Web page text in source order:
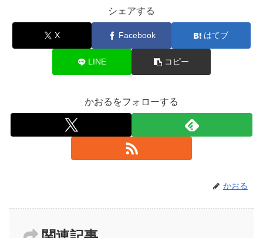
シェアする
X Facebook はてブ
LINE コピー
かおるをフォローする
かおる